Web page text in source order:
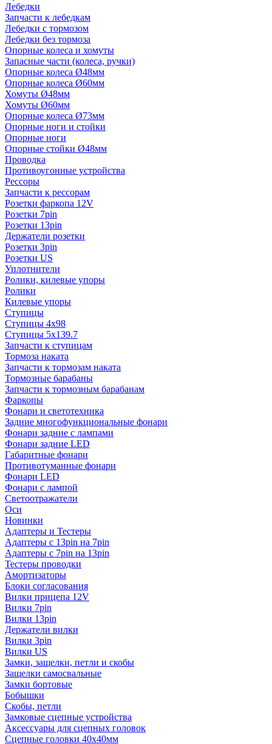
Лебедки
Запчасти к лебедкам
Лебедки с тормозом
Лебедки без тормоза
Опорные колеса и хомуты
Запасные части (колеса, ручки)
Опорные колеса Ø48мм
Опорные колеса Ø60мм
Хомуты Ø48мм
Хомуты Ø60мм
Опорные колеса Ø73мм
Опорные ноги и стойки
Опорные ноги
Опорные стойки Ø48мм
Проводка
Противоугонные устройства
Рессоры
Запчасти к рессорам
Розетки фаркопа 12V
Розетки 7pin
Розетки 13pin
Держатели розетки
Розетки 3pin
Розетки US
Уплотнители
Ролики, килевые упоры
Ролики
Килевые упоры
Ступицы
Ступицы 4x98
Ступицы 5x139.7
Запчасти к ступицам
Тормоза наката
Запчасти к тормозам наката
Тормозные барабаны
Запчасти к тормозным барабанам
Фаркопы
Фонари и светотехника
Задние многофункциональные фонари
Фонари задние с лампами
Фонари задние LED
Габаритные фонари
Противотуманные фонари
Фонари LED
Фонари с лампой
Светоотражатели
Оси
Новинки
Адаптеры и Тестеры
Адаптеры с 13pin на 7pin
Адаптеры с 7pin на 13pin
Тестеры проводки
Амортизаторы
Блоки согласования
Вилки прицепа 12V
Вилки 7pin
Вилки 13pin
Держатели вилки
Вилки 3pin
Вилки US
Замки, защелки, петли и скобы
Защелки самосвальные
Замки бортовые
Бобышки
Скобы, петли
Замковые сцепные устройства
Аксессуары для сцепных головок
Сцепные головки 40x40мм